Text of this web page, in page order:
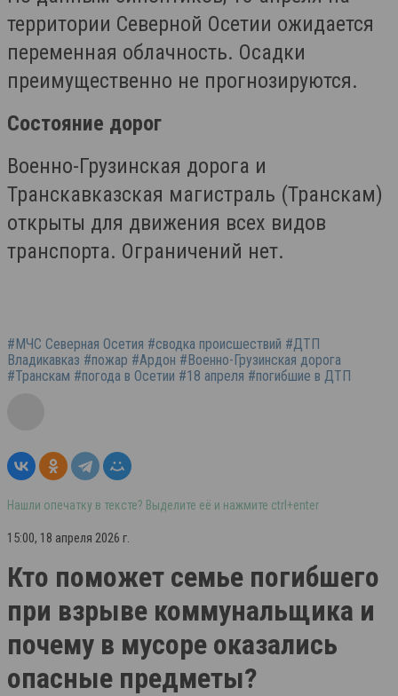
территории Северной Осетии ожидается
переменная облачность. Осадки
преимущественно не прогнозируются.
Состояние дорог
Военно-Грузинская дорога и
Транскавказская магистраль (Транскам)
открыты для движения всех видов
транспорта. Ограничений нет.
#МЧС Северная Осетия #сводка происшествий #ДТП
Владикавказ #пожар #Ардон #Военно-Грузинская дорога
#Транскам #погода в Осетии #18 апреля #погибшие в ДТП
Нашли опечатку в тексте? Выделите её и нажмите ctrl+enter
15:00, 18 апреля 2026 г.
Кто поможет семье погибшего
при взрыве коммунальщика и
почему в мусоре оказались
опасные предметы?